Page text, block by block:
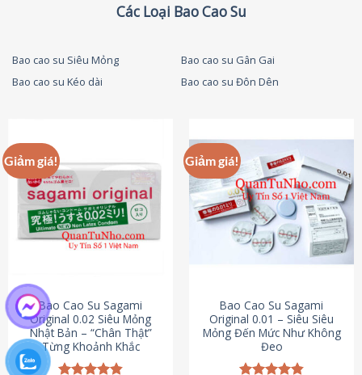
thể.
tùy
thể
được
chọn
trên
trang
sản
phẩm
Các Loại Bao Cao Su
Bao cao su Siêu Mỏng
Bao cao su Gân Gai
Bao cao su Kéo dài
Bao cao su Đôn Dên
Giảm giá!
Bao Cao Su Sagami
Original 0.02 Siêu Mỏng
Nhật Bản – “Chân Thật”
Từng Khoảnh Khắc
Giảm giá!
Bao Cao Su Sagami
Original 0.01 – Siêu Siêu
Mỏng Đến Mức Như Không
Đeo